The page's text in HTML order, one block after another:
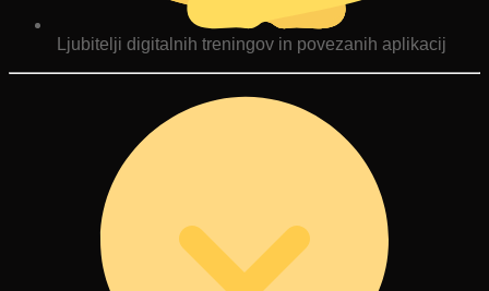
Ljubitelji digitalnih treningov in povezanih aplikacij